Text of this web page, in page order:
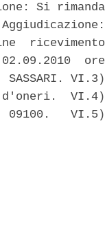
Si rimanda
ricevimento
ore
VI.3)
d'oneri.  VI.4)
09100.   VI.5)